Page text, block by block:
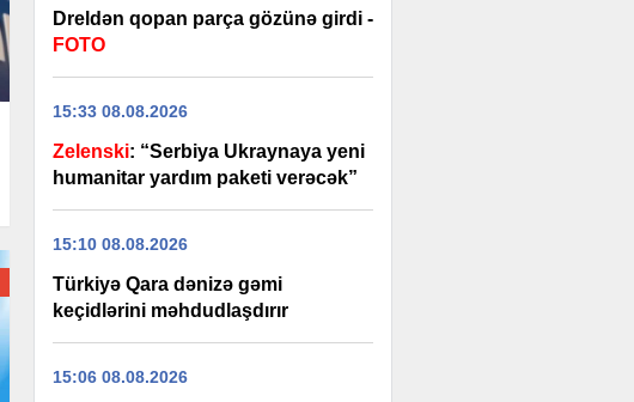
Dreldən qopan parça gözünə girdi -
FOTO
15:33 08.08.2026
Zelenski: “Serbiya Ukraynaya yeni
humanitar yardım paketi verəcək”
15:10 08.08.2026
Türkiyə Qara dənizə gəmi
keçidlərini məhdudlaşdırır
15:06 08.08.2026